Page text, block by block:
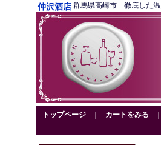
仲沢酒店 群馬県高崎市 徹底した
トップページ カートをみる